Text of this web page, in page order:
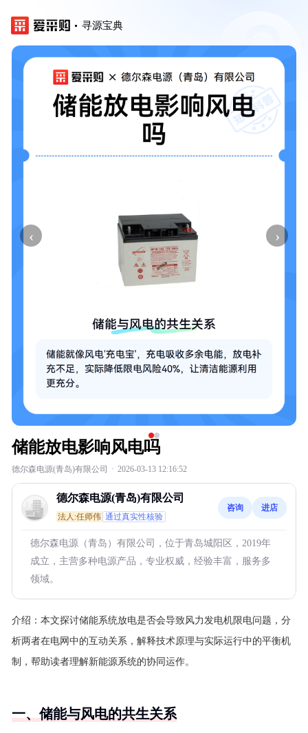
寻源宝典
‹ ›
储能放电影响风电吗
德尔森电源(青岛)有限公司 · 2026-03-13 12:16:52
德尔森电源(青岛)有限公司
法人:任师伟 通过真实性核验
咨询 进店
德尔森电源（青岛）有限公司，位于青岛城阳区，2019年
成立，主营多种电源产品，专业权威，经验丰富，服务多
领域。
介绍： 本文探讨储能系统放电是否会导致风力发电机限电问题，分
析两者在电网中的互动关系，解释技术原理与实际运行中的平衡机
制，帮助读者理解新能源系统的协同运作。
一、储能与风电的共生关系